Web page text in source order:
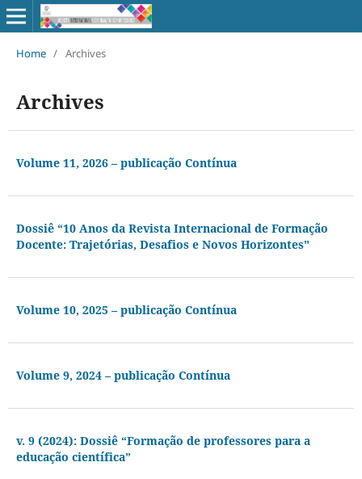
Home / Archives
Archives
Volume 11, 2026 – publicação Contínua
Dossiê “10 Anos da Revista Internacional de Formação
Docente: Trajetórias, Desafios e Novos Horizontes"
Volume 10, 2025 – publicação Contínua
Volume 9, 2024 – publicação Contínua
v. 9 (2024): Dossiê “Formação de professores para a
educação científica”